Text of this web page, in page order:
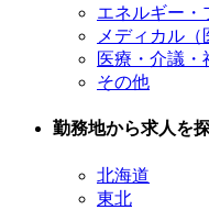
エネルギー・
メディカル（
医療・介議・
その他
勤務地から求人を
北海道
東北